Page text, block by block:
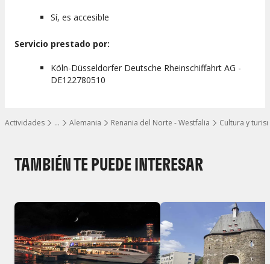
…
Mostrar todos los niveles
Actividades Alemania Renania del Norte - Westfalia Cultura y
Sí, es accesible
Servicio prestado por:
Köln-Düsseldorfer Deutsche Rheinschiffahrt AG -
DE122780510
TAMBIÉN TE PUEDE INTERESAR